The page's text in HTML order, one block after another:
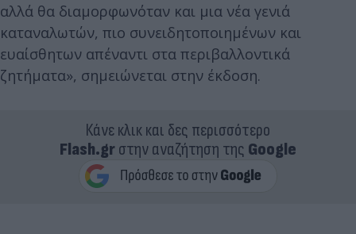
αλλά θα διαμορφωνόταν και μια νέα γενιά
καταναλωτών, πιο συνειδητοποιημένων και
ευαίσθητων απέναντι στα περιβαλλοντικά
ζητήματα», σημειώνεται στην έκδοση.
Κάνε κλικ και δες περισσότερο
Flash.grστην αναζήτηση της Google